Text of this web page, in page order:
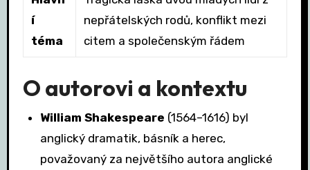
í
téma
nepřátelských rodů, konflikt mezi
citem a společenským řádem
O autorovi a kontextu
William Shakespeare (1564–1616) byl
anglický dramatik, básník a herec,
považovaný za největšího autora anglické